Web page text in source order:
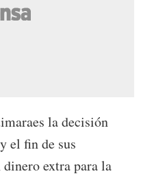
la decisión
el fin de sus
dinero extra para la